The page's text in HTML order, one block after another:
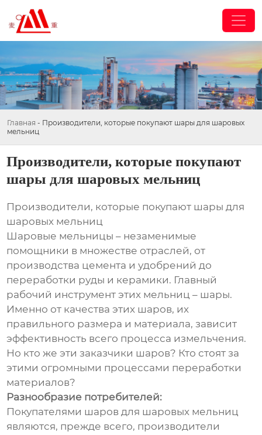
Главная - Производители, которые покупают шары для шаровых
мельниц
Производители, которые покупают
шары для шаровых мельниц
Производители, которые покупают шары для
шаровых мельниц
Шаровые мельницы – незаменимые
помощники в множестве отраслей, от
производства цемента и удобрений до
переработки руды и керамики. Главный
рабочий инструмент этих мельниц – шары.
Именно от качества этих шаров, их
правильного размера и материала, зависит
эффективность всего процесса измельчения.
Но кто же эти заказчики шаров? Кто стоят за
этими огромными процессами переработки
материалов?
Разнообразие потребителей:
Покупателями шаров для шаровых мельниц
являются, прежде всего, производители